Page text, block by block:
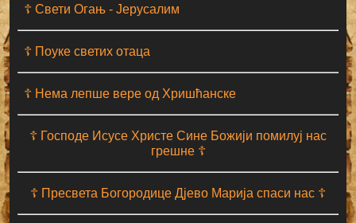
☦ Свети Огањ - Јерусалим
☦ Поуке светих отаца
☦ Нема лепше вере од Хришћанске
☦ Господе Исусе Христе Сине Божији помилуј нас
грешне ☦
☦ Пресвета Богородице Дјево Марија спаси нас ☦